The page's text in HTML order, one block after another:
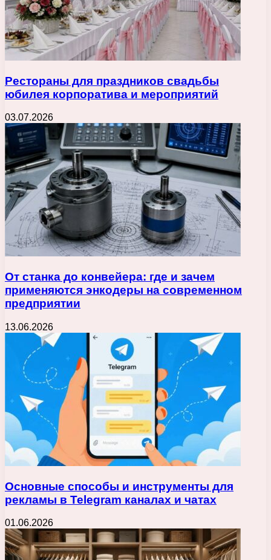
Рестораны для праздников свадьбы
юбилея корпоратива и мероприятий
03.07.2026
От станка до конвейера: где и зачем
применяются энкодеры на современном
предприятии
13.06.2026
Основные способы и инструменты для
рекламы в Telegram каналах и чатах
01.06.2026